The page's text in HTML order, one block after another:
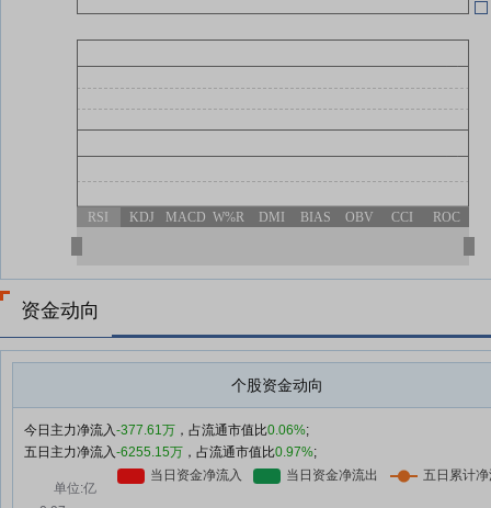
06-13
06-13
RSI KDJ MACD W%R DMI BIAS OBV CCI ROC
资金动向
个股资金动向
今日主力净流入-377.61万 ，占流通市值比0.06%;
五日主力净流入-6255.15万 ，占流通市值比0.97%;